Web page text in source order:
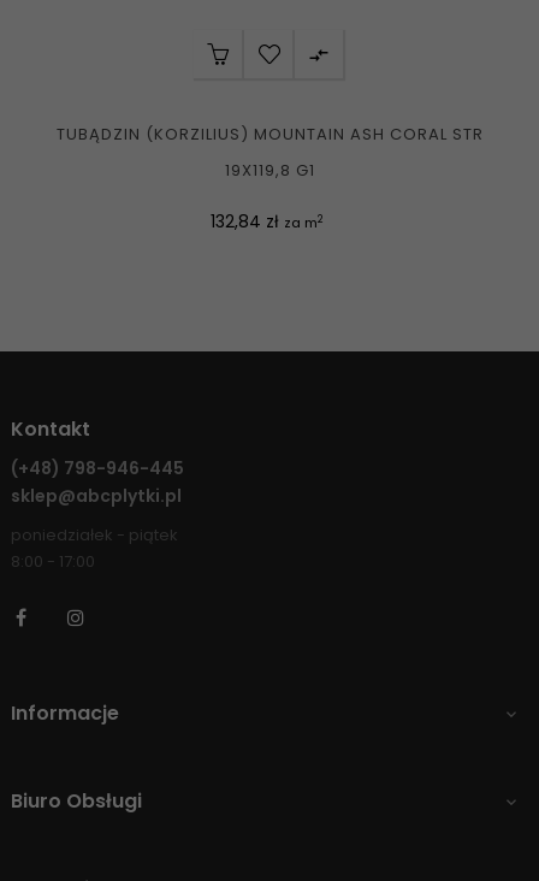

TUBĄDZIN (KORZILIUS) MOUNTAIN ASH CORAL STR
19X119,8 G1
Cena
132,84 zł za m2
Kontakt
(+48) 798-946-445
sklep@abcplytki.pl
poniedziałek - piątek
8:00 - 17:00
Facebook
Informacje 
Biuro Obsługi 